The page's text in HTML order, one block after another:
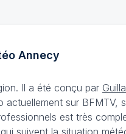
Annecy
Il a été conçu par
sur BFMTV,
est très
suivent la situation